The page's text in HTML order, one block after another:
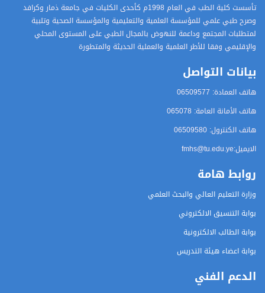
تأسست كلية الطب في العام 1998م كأحدى الكليات في جامعة ذمار وكرافد
وصرح طبي علمي للمؤسسة العلمية والتعليمية والمؤسسة الصحية وتلبية
لمتطلبات المجتمع وداعمة للنهوض بالمجال الطبي على المستوى المحلي
والإقليمي وفقا للأطر العلمية والعملية الحديثة والمتطورة
بيانات التواصل
هاتف العمادة: 06509577
هاتف الأمانة العامة: 065078
هاتف الكنترول: 06509580
الايميل:fmhs@tu.edu.ye
روابط هامة
وزارة التعليم العالي والبحث العلمي
بوابة التنسيق الالكتروني
بوابة الطالب الالكترونية
بوابة اعضاء هيئة التدريس
الدعم الفني